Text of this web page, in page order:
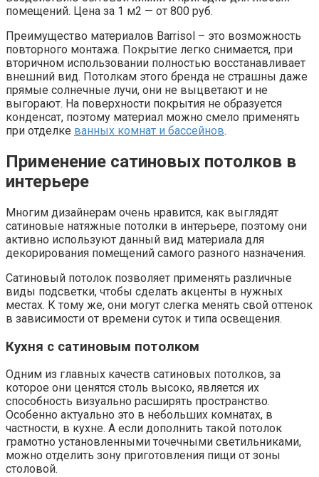
помещений. Цена за 1 м2 — от 800 руб.
Преимущество материалов Barrisol – это возможность
повторного монтажа. Покрытие легко снимается, при
вторичном использовании полностью восстанавливает
внешний вид. Потолкам этого бренда не страшны даже
прямые солнечные лучи, они не выцветают и не
выгорают. На поверхности покрытия не образуется
конденсат, поэтому материал можно смело применять
при отделке ванных комнат и бассейнов.
Применение сатиновых потолков в
интерьере
Многим дизайнерам очень нравится, как выглядят
сатиновые натяжные потолки в интерьере, поэтому они
активно используют данный вид материала для
декорирования помещений самого разного назначения.
Сатиновый потолок позволяет применять различные
виды подсветки, чтобы сделать акценты в нужных
местах. К тому же, они могут слегка менять свой оттенок
в зависимости от времени суток и типа освещения.
Кухня с сатиновым потолком
Одним из главных качеств сатиновых потолков, за
которое они ценятся столь высоко, является их
способность визуально расширять пространство.
Особенно актуально это в небольших комнатах, в
частности, в кухне. А если дополнить такой потолок
грамотно установленными точечными светильниками,
можно отделить зону приготовления пищи от зоны
столовой.